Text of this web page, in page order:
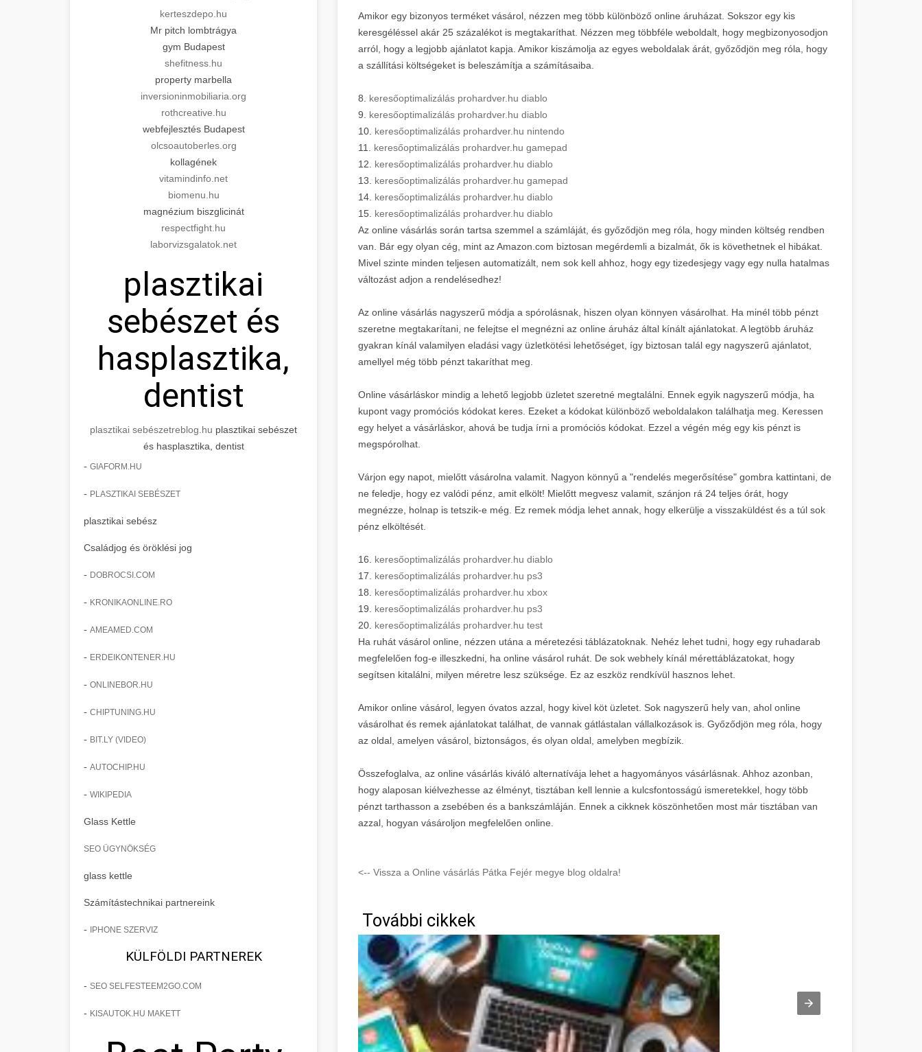
kerteszdepo.hu
Mr pitch lombtrágya
gym Budapest
shefitness.hu
property marbella
inversioninmobiliaria.org
rothcreative.hu
webfejlesztés Budapest
olcsoautoberles.org
kollagének
vitamindinfo.net
biomenu.hu
magnézium biszglicinát
respectfight.hu
laborvizsgalatok.net
plasztikai
sebészet és
hasplasztika,
dentist
plasztikai sebészetreblog.hu plasztikai sebészet
és hasplasztika, dentist
- GIAFORM.HU
- PLASZTIKAI SEBÉSZET
plasztikai sebész
Családjog és öröklési jog
- DOBROCSI.COM
- KRONIKAONLINE.RO
- AMEAMED.COM
- ERDEIKONTENER.HU
- ONLINEBOR.HU
- CHIPTUNING.HU
- BIT.LY (VIDEO)
- AUTOCHIP.HU
- WIKIPEDIA
Glass Kettle
SEO ÜGYNÖKSÉG
glass kettle
Számítástechnikai partnereink
- IPHONE SZERVIZ
KÜLFÖLDI PARTNEREK
- SEO SELFESTEEM2GO.COM
- KISAUTOK.HU MAKETT
Amikor egy bizonyos terméket vásárol, nézzen meg több különböző online áruházat. Sokszor egy kis
keresgéléssel akár 25 százalékot is megtakaríthat. Nézzen meg többféle weboldalt, hogy megbizonyosodjon
arról, hogy a legjobb ajánlatot kapja. Amikor kiszámolja az egyes weboldalak árát, győződjön meg róla, hogy
a szállítási költségeket is beleszámítja a számításaiba.
8. keresőoptimalizálás prohardver.hu diablo
9. keresőoptimalizálás prohardver.hu diablo
10. keresőoptimalizálás prohardver.hu nintendo
11. keresőoptimalizálás prohardver.hu gamepad
12. keresőoptimalizálás prohardver.hu diablo
13. keresőoptimalizálás prohardver.hu gamepad
14. keresőoptimalizálás prohardver.hu diablo
15. keresőoptimalizálás prohardver.hu diablo
Az online vásárlás során tartsa szemmel a számláját, és győződjön meg róla, hogy minden költség rendben
van. Bár egy olyan cég, mint az Amazon.com biztosan megérdemli a bizalmát, ők is követhetnek el hibákat.
Mivel szinte minden teljesen automatizált, nem sok kell ahhoz, hogy egy tizedesjegy vagy egy nulla hatalmas
változást adjon a rendelésedhez!
Az online vásárlás nagyszerű módja a spórolásnak, hiszen olyan könnyen vásárolhat. Ha minél több pénzt
szeretne megtakarítani, ne felejtse el megnézni az online áruház által kínált ajánlatokat. A legtöbb áruház
gyakran kínál valamilyen eladási vagy üzletkötési lehetőséget, így biztosan talál egy nagyszerű ajánlatot,
amellyel még több pénzt takaríthat meg.
Online vásárláskor mindig a lehető legjobb üzletet szeretné megtalálni. Ennek egyik nagyszerű módja, ha
kupont vagy promóciós kódokat keres. Ezeket a kódokat különböző weboldalakon találhatja meg. Keressen
egy helyet a vásárláskor, ahová be tudja írni a promóciós kódokat. Ezzel a végén még egy kis pénzt is
megspórolhat.
Várjon egy napot, mielőtt vásárolna valamit. Nagyon könnyű a "rendelés megerősítése" gombra kattintani, de
ne feledje, hogy ez valódi pénz, amit elkölt! Mielőtt megvesz valamit, szánjon rá 24 teljes órát, hogy
megnézze, holnap is tetszik-e még. Ez remek módja lehet annak, hogy elkerülje a visszaküldést és a túl sok
pénz elköltését.
16. keresőoptimalizálás prohardver.hu diablo
17. keresőoptimalizálás prohardver.hu ps3
18. keresőoptimalizálás prohardver.hu xbox
19. keresőoptimalizálás prohardver.hu ps3
20. keresőoptimalizálás prohardver.hu test
Ha ruhát vásárol online, nézzen utána a méretezési táblázatoknak. Nehéz lehet tudni, hogy egy ruhadarab
megfelelően fog-e illeszkedni, ha online vásárol ruhát. De sok webhely kínál mérettáblázatokat, hogy
segítsen kitalálni, milyen méretre lesz szüksége. Ez az eszköz rendkívül hasznos lehet.
Amikor online vásárol, legyen óvatos azzal, hogy kivel köt üzletet. Sok nagyszerű hely van, ahol online
vásárolhat és remek ajánlatokat találhat, de vannak gátlástalan vállalkozások is. Győződjön meg róla, hogy
az oldal, amelyen vásárol, biztonságos, és olyan oldal, amelyben megbízik.
Összefoglalva, az online vásárlás kiváló alternatívája lehet a hagyományos vásárlásnak. Ahhoz azonban,
hogy alaposan kiélvezhesse az élményt, tisztában kell lennie a kulcsfontosságú ismeretekkel, hogy több
pénzt tarthasson a zsebében és a bankszámláján. Ennek a cikknek köszönhetően most már tisztában van
azzal, hogyan vásároljon megfelelően online.
<-- Vissza a Online vásárlás Pátka Fejér megye blog oldalra!
További cikkek